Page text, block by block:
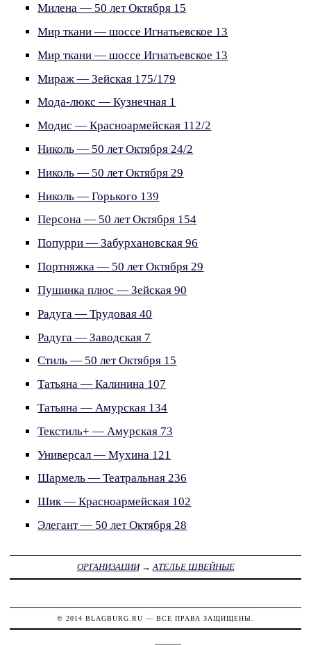
Милена — 50 лет Октября 15
Мир ткани — шоссе Игнатьевское 13
Мир ткани — шоссе Игнатьевское 13
Мираж — Зейская 175/179
Мода-люкс — Кузнечная 1
Модис — Красноармейская 112/2
Николь — 50 лет Октября 24/2
Николь — 50 лет Октября 29
Николь — Горького 139
Персона — 50 лет Октября 154
Попурри — Забурхановская 96
Портняжка — 50 лет Октября 29
Пушинка плюс — Зейская 90
Радуга — Трудовая 40
Радуга — Заводская 7
Стиль — 50 лет Октября 15
Татьяна — Калинина 107
Татьяна — Амурская 134
Текстиль+ — Амурская 73
Универсал — Мухина 121
Шармель — Театральная 236
Шик — Красноармейская 102
Элегант — 50 лет Октября 28
ОРГАНИЗАЦИИ→АТЕЛЬЕ ШВЕЙНЫЕ
© 2014 BLAGBURG.RU — ВСЕ ПРАВА ЗАЩИЩЕНЫ.